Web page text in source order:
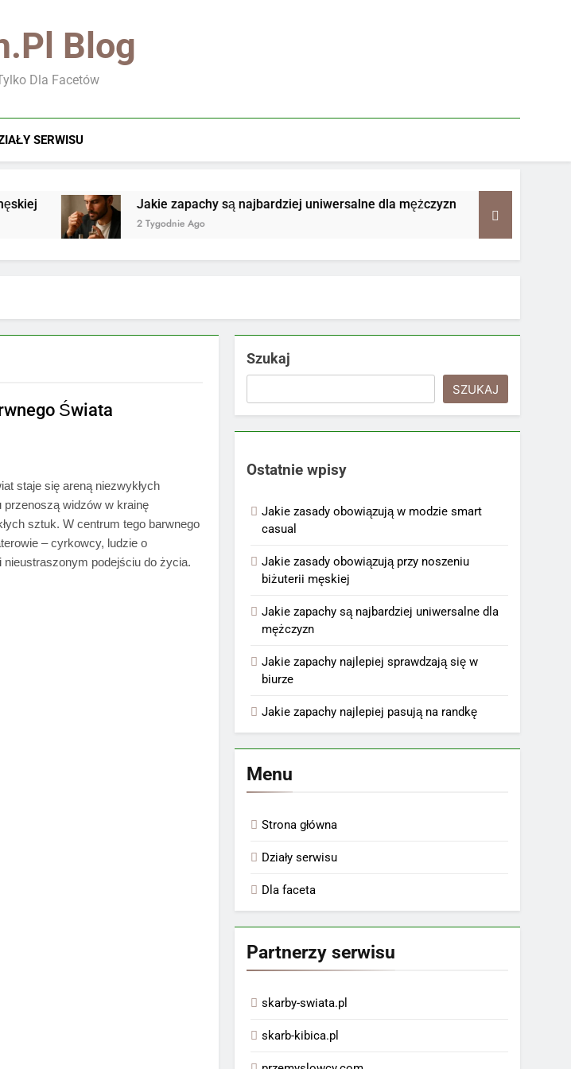
Blog
Dla Facetów
SERWISU
Jakie zapachy są najbardziej uniwersalne dla mężczyzn
2 Tygodnie Ago
Świata
staje się areną niezwykłych
przenoszą widzów w krainę
sztuk. W centrum tego barwnego
– cyrkowcy, ludzie o
podejściu do życia.
Szukaj
SZUKAJ
Ostatnie wpisy
Jakie zasady obowiązują w modzie smart
casual
Jakie zasady obowiązują przy noszeniu
biżuterii męskiej
Jakie zapachy są najbardziej uniwersalne dla
mężczyzn
Jakie zapachy najlepiej sprawdzają się w
biurze
Jakie zapachy najlepiej pasują na randkę
Menu
Strona główna
Działy serwisu
Dla faceta
Partnerzy serwisu
skarby-swiata.pl
skarb-kibica.pl